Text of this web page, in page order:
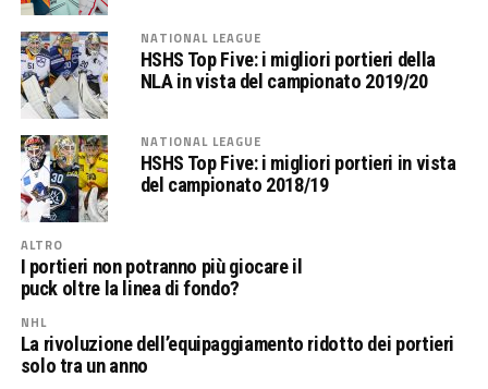
NATIONAL LEAGUE
HSHS Top Five: i migliori portieri della
NLA in vista del campionato 2019/20
NATIONAL LEAGUE
HSHS Top Five: i migliori portieri in vista
del campionato 2018/19
ALTRO
I portieri non potranno più giocare il
puck oltre la linea di fondo?
NHL
La rivoluzione dell’equipaggiamento ridotto dei portieri
solo tra un anno